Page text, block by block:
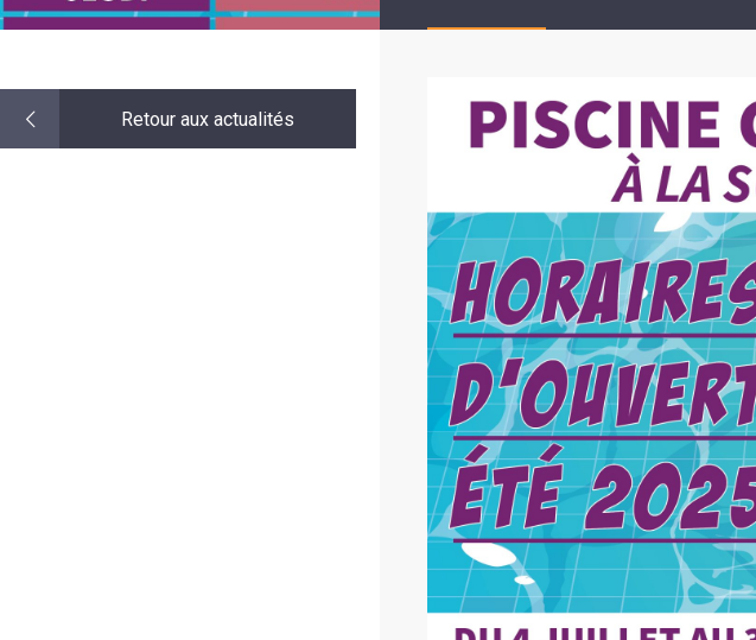
Retour aux actualités